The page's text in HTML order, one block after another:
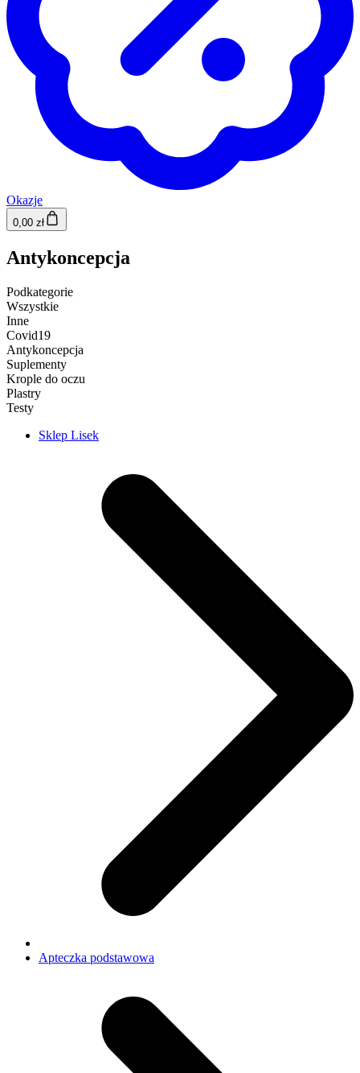
Okazje
0,00 zł
Antykoncepcja
Podkategorie
Wszystkie
Inne
Covid19
Antykoncepcja
Suplementy
Krople do oczu
Plastry
Testy
Sklep Lisek
Apteczka podstawowa